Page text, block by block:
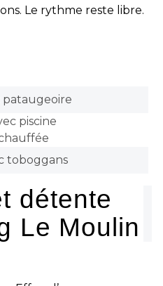
Le rythme reste libre.
pataugeoire
piscine
toboggans
détente
Le Moulin